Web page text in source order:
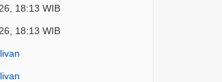
18:13 WIB
18:13 WIB